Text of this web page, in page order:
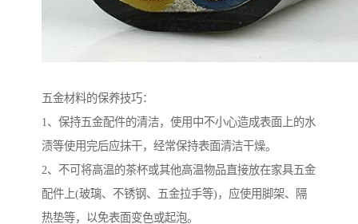
五金材料的保养技巧：
1、保持五金配件的清洁，使用中不小心造成表面上的水
渍等使用完后应抹干，经常保持表面清洁干燥。
2、不可将高温的茶杯或其他高温物品直接放在家具五金
配件上(玻璃、不锈钢、五金拉手等)，应使用脚架、隔
热垫等，以免表面变色或起泡。